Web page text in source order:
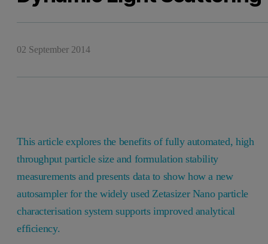
02 September 2014
This article explores the benefits of fully automated, high
throughput particle size and formulation stability
measurements and presents data to show how a new
autosampler for the widely used Zetasizer Nano particle
characterisation system supports improved analytical
efficiency.